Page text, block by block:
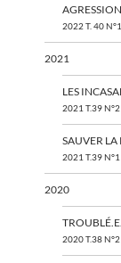
2022 T. 40 N°1
2021
LES
2021 T.39 N°2
SAUVER LA
2021 T.39 N°1
2020
2020 T.38 N°2